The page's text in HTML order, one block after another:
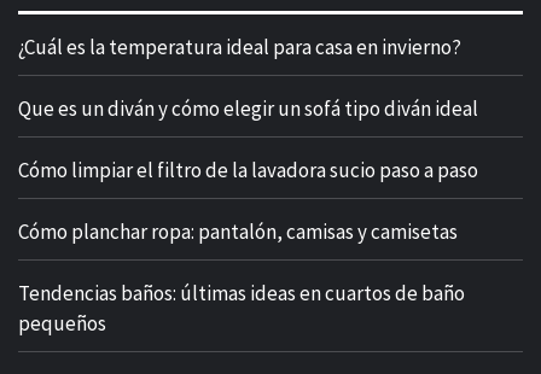
¿Cuál es la temperatura ideal para casa en invierno?
Que es un diván y cómo elegir un sofá tipo diván ideal
Cómo limpiar el filtro de la lavadora sucio paso a paso
Cómo planchar ropa: pantalón, camisas y camisetas
Tendencias baños: últimas ideas en cuartos de baño
pequeños